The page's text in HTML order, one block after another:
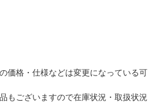
価格・仕様などは変更になっている可
もございますので在庫状況・取扱状況